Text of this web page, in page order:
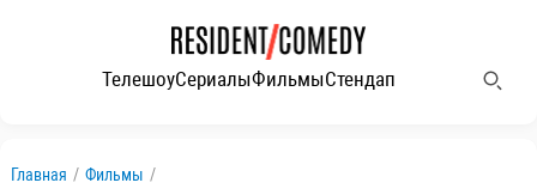
ТелешоуСериалыФильмыСтендап
Главная / Фильмы /